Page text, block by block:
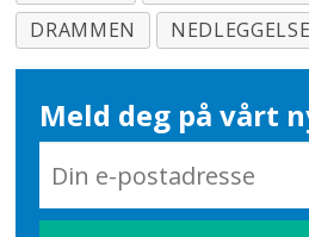
DRAMMEN
NEDLEGGELSE
Meld deg på vårt